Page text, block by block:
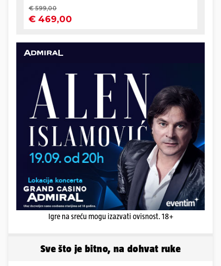
Igre na sreću mogu izazvati ovisnost. 18+
Sve što je bitno, na dohvat ruke